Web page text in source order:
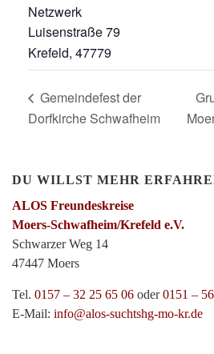
Netzwerk
Luisenstraße 79
Krefeld, 47779
Gemeindefest der
Dorfkirche Schwafheim
DU WILLST MEHR
ALOS Freundeskreise
Moers-Schwafheim/Krefeld e.V.
Schwarzer Weg 14
47447 Moers
Tel. 0157 – 32 25 65 06 oder0151 –
E-Mail: info@alos-suchtshg-mo-kr.de